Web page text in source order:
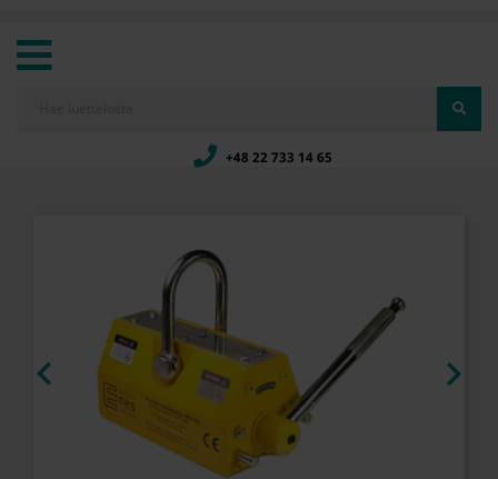
+48 22 733 14 65
 